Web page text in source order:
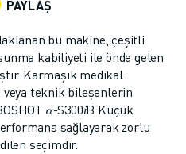
PAYLAŞ
bu makine, çeşitli
kabiliyeti ile önde gelen
Karmaşık medikal
veya teknik bileşenlerin
𝛼-S300𝑖B Küçük
sağlayarak zorlu
seçimdir.